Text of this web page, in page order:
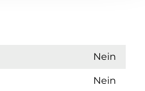
Nein
Nein